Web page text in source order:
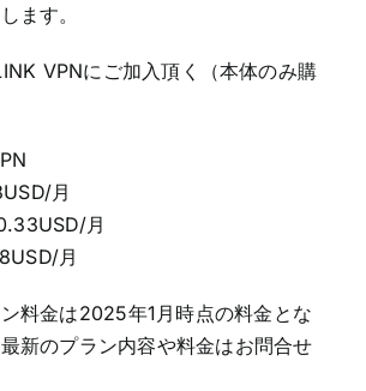
ます。
VPNにご加入頂く（本体のみ購
月
月
月
料金は2025年1月時点の料金とな
新のプラン内容や料金はお問合せ